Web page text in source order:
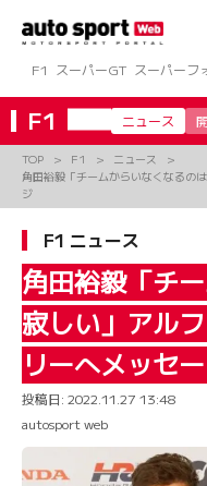
ツ
へ
ス
キ
F1 スーパーGT スーパーフ
F1 ニュース
TOP F1
ニュース
角田裕毅「チームからいなくなるの
ジ
F1 ニュース
角田裕毅「チ
寂しい」アル
リーへメッセ
投稿日: 2022.11.27 13:48
autosport web